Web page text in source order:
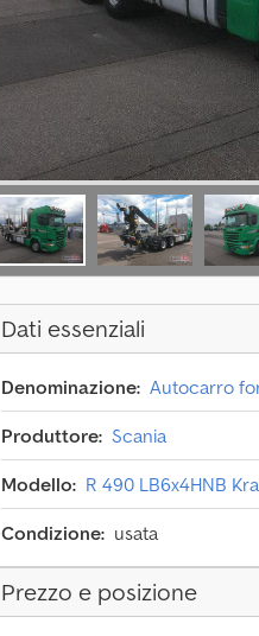
Dati essenziali
Denominazione: Autocarro
Produttore: Scania
Modello: R 490 LB6x4HNB
Condizione: usata
Prezzo e posizione